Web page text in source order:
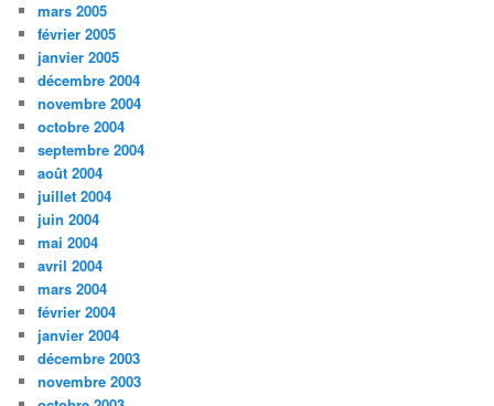
mars 2005
février 2005
janvier 2005
décembre 2004
novembre 2004
octobre 2004
septembre 2004
août 2004
juillet 2004
juin 2004
mai 2004
avril 2004
mars 2004
février 2004
janvier 2004
décembre 2003
novembre 2003